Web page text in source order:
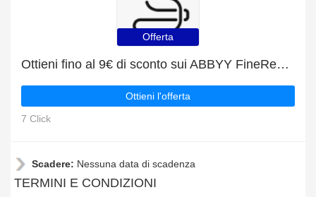
Offerta
Ottieni fino al 9€ di sconto sui ABBYY FineReader PDF 15 Corporate ABO
Ottieni l'offerta
7 Click
Scadere: Nessuna data di scadenza
TERMINI E CONDIZIONI